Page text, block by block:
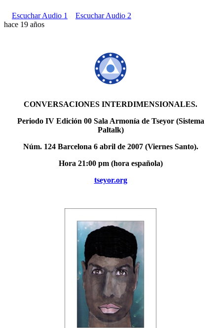
Escuchar Audio 1
Escuchar Audio 2
hace 19 años
CONVERSACIONES INTERDIMENSIONALES.
Periodo IV Edición 00 Sala Armonía de Tseyor (Sistema
Paltalk)
Núm. 124 Barcelona 6 abril de 2007 (Viernes Santo).
Hora 21:00 pm (hora española)
tseyor.org